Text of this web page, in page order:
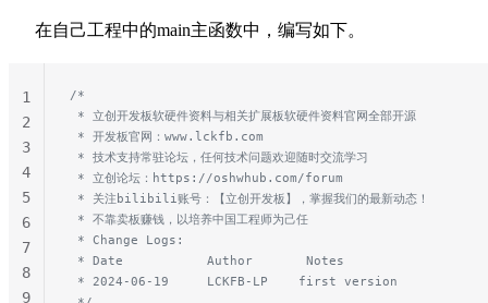
在自己工程中的main主函数中，编写如下。
/*
* 立创开发板软硬件资料与相关扩展板软硬件资料官网全部开源
* 开发板官网：www.lckfb.com
* 技术支持常驻论坛，任何技术问题欢迎随时交流学习
* 立创论坛：https://oshwhub.com/forum
* 关注bilibili账号：【立创开发板】，掌握我们的最新动态！
* 不靠卖板赚钱，以培养中国工程师为己任
* Change Logs:
* Date           Author       Notes
* 2024-06-19     LCKFB-LP    first version
1
2
3
4
5
6
7
8
9